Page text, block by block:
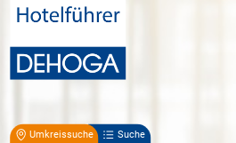
Umkreissuche Suche